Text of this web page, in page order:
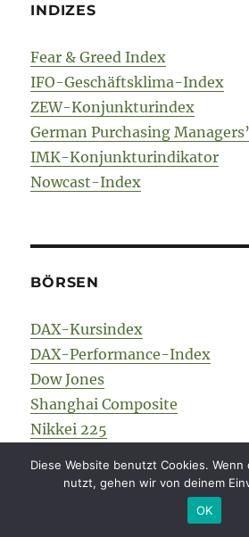
INDIZES
Fear & Greed Index
IFO-Geschäftsklima-Index
ZEW-Konjunkturindex
German Purchasing
IMK-Konjunkturindikator
Nowcast-Index
BÖRSEN
DAX-Kursindex
DAX-Performance-Index
Dow Jones
Shanghai Composite
Nikkei 225
Diese Website benutzt Cookies.
nutzt, gehen wir von deinem
OK